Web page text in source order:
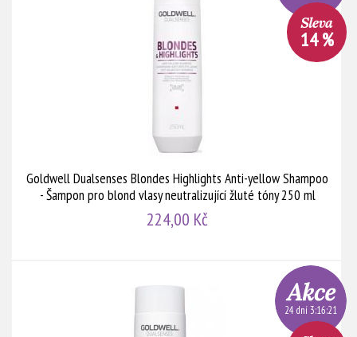
Goldwell Dualsenses Blondes Highlights Anti-yellow Shampoo
- Šampon pro blond vlasy neutralizující žluté tóny 250 ml
224,00 Kč
14 %
24 dní 3:16:20